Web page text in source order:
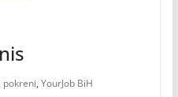
pokreni, YourJob BiH